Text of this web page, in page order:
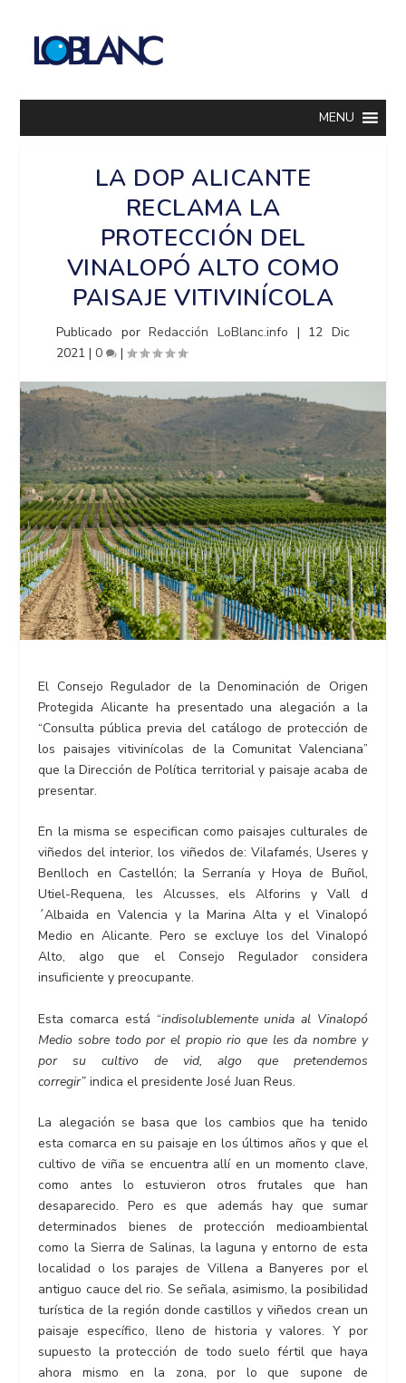
MENU
LA DOP ALICANTE
RECLAMA LA
PROTECCIÓN DEL
VINALOPÓ ALTO COMO
PAISAJE VITIVINÍCOLA
Publicado porRedacción LoBlanc.info | 12 Dic
2021 |0 |
El Consejo Regulador de la Denominación de Origen
Protegida Alicante ha presentado una alegación a la
“Consulta pública previa del catálogo de protección de
los paisajes vitivinícolas de la Comunitat Valenciana”
que la Dirección de Política territorial y paisaje acaba de
presentar.
En la misma se especifican como paisajes culturales de
viñedos del interior, los viñedos de: Vilafamés, Useres y
Benlloch en Castellón; la Serranía y Hoya de Buñol,
Utiel-Requena, les Alcusses, els Alforins y Vall d
´Albaida en Valencia y la Marina Alta y el Vinalopó
Medio en Alicante. Pero se excluye los del Vinalopó
Alto, algo que el Consejo Regulador considera
insuficiente y preocupante.
Esta comarca está “indisolublemente unida al Vinalopó
Medio sobre todo por el propio rio que les da nombre y
por su cultivo de vid, algo que pretendemos
corregir” indica el presidente José Juan Reus.
La alegación se basa que los cambios que ha tenido
esta comarca en su paisaje en los últimos años y que el
cultivo de viña se encuentra allí en un momento clave,
como antes lo estuvieron otros frutales que han
desaparecido. Pero es que además hay que sumar
determinados bienes de protección medioambiental
como la Sierra de Salinas, la laguna y entorno de esta
localidad o los parajes de Villena a Banyeres por el
antiguo cauce del rio. Se señala, asimismo, la posibilidad
turística de la región donde castillos y viñedos crean un
paisaje específico, lleno de historia y valores. Y por
supuesto la protección de todo suelo fértil que haya
ahora mismo en la zona, por lo que supone de